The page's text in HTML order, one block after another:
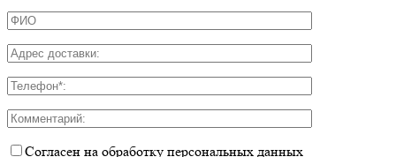
Согласен на обработку персональных данных